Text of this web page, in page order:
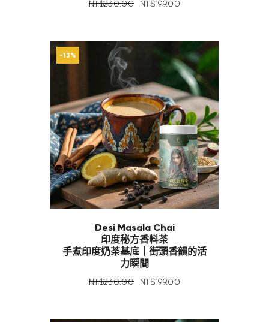
NT$230.00 NT$199.00
-13%
Desi Masala Chai
印度秘方香料茶
手煮印度奶茶基底｜街頭香韻的活
力瞬間
NT$230.00 NT$199.00